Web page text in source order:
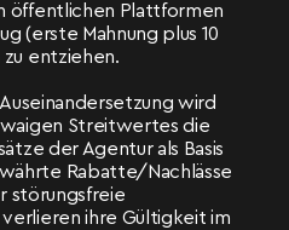
öffentlichen Plattformen
(erste Mahnung plus 10
entziehen.
wird
Streitwertes die
der Agentur als Basis
Rabatte/Nachlässe
störungsfreie
ihre Gültigkeit im